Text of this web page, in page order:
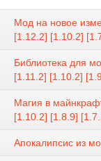
Мод на новое
[1.12.2] [1.10.2]
Библиотека для
[1.11.2] [1.10.2]
Магия в
[1.10.2] [1.8.9]
Апокалипсис из